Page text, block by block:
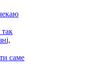
так
саме